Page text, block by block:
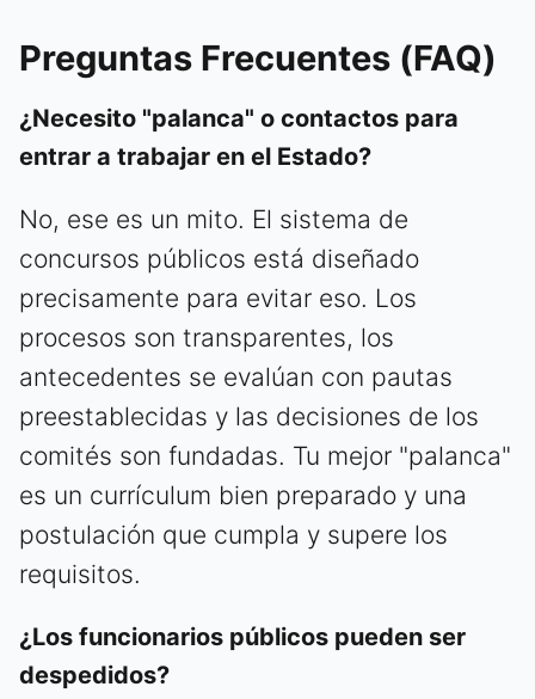
Preguntas Frecuentes (FAQ)
¿Necesito "palanca" o contactos para
entrar a trabajar en el Estado?
No, ese es un mito. El sistema de
concursos públicos está diseñado
precisamente para evitar eso. Los
procesos son transparentes, los
antecedentes se evalúan con pautas
preestablecidas y las decisiones de los
comités son fundadas. Tu mejor "palanca"
es un currículum bien preparado y una
postulación que cumpla y supere los
requisitos.
¿Los funcionarios públicos pueden ser
despedidos?